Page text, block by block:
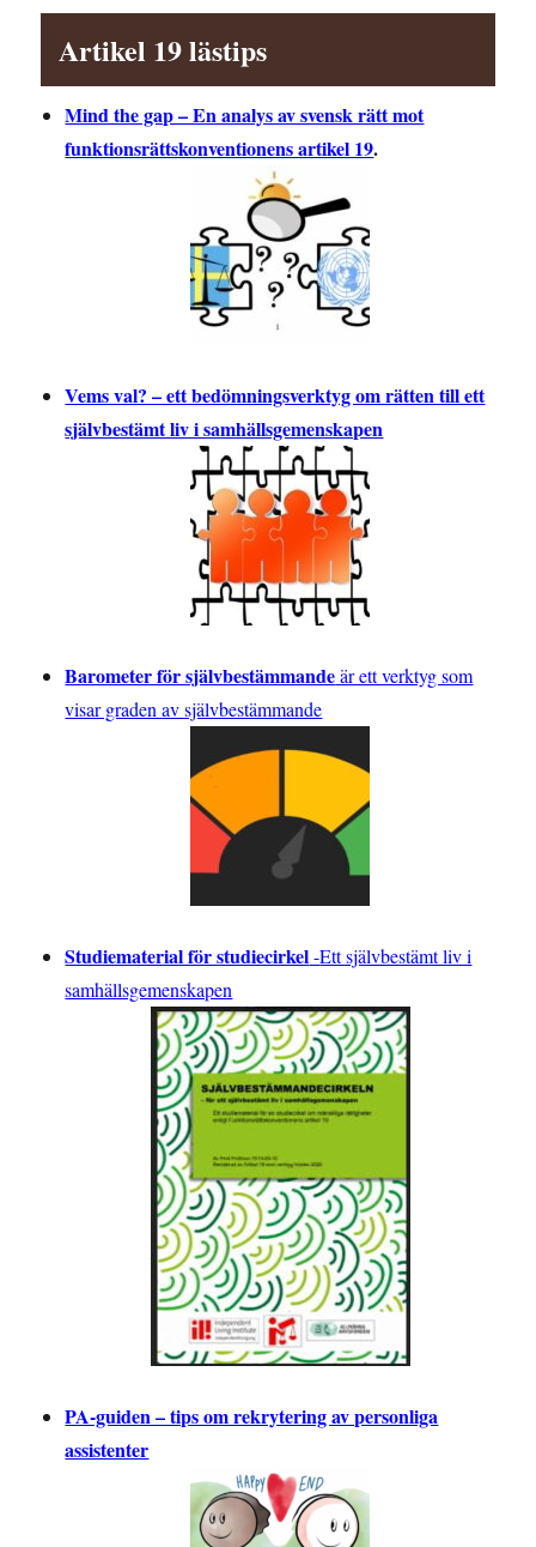
Artikel 19 lästips
Mind the gap – En analys av svensk rätt mot
funktionsrättskonventionens artikel 19.
Vems val? – ett bedömningsverktyg om rätten till ett
självbestämt liv i samhällsgemenskapen
Barometer för självbestämmandeär ett verktyg som
visar graden av självbestämmande
Studiematerial för studiecirkel-Ett självbestämt liv i
samhällsgemenskapen
PA-guiden – tips om rekrytering av personliga
assistenter